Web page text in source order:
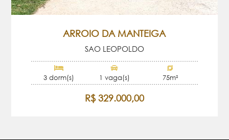
ARROIO DA MANTEIGA
SAO LEOPOLDO
3 dorm(s) 1 vaga(s) 75m²
R$ 329.000,00